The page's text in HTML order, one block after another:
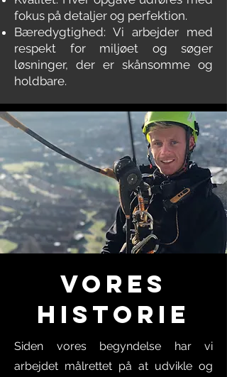
fokus på detaljer og perfektion.
Bæredygtighed: Vi arbejder med
respekt for miljøet og søger
løsninger, der er skånsomme og
holdbare.
Vores
Historie
Siden vores begyndelse har vi
arbejdet målrettet på at udvikle og